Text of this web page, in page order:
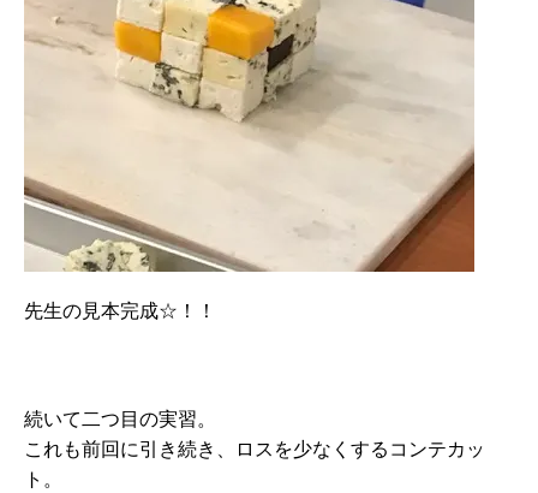
先生の見本完成☆！！
続いて二つ目の実習。
これも前回に引き続き、ロスを少なくするコンテカッ
ト。